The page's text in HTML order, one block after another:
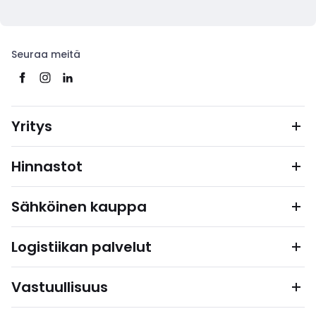
Seuraa meitä
Yritys
Hinnastot
Sähköinen kauppa
Logistiikan palvelut
Vastuullisuus